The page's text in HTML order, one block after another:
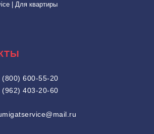
(962) 403-20-60
(800) 600-55-20
| Для квартиры